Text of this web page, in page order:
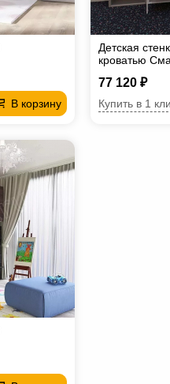
В корзину
Детская
кроватью
77 120 ₽
Купить в 1